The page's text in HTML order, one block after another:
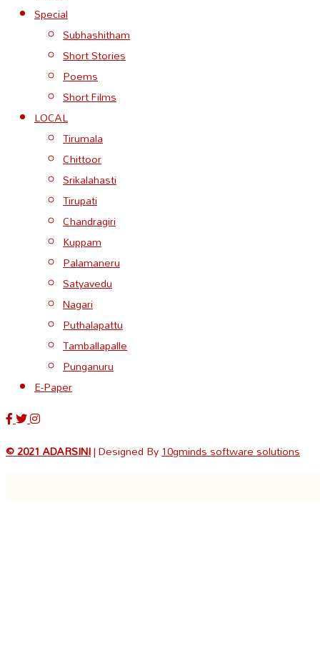
Special
Subhashitham
Short Stories
Poems
Short Films
LOCAL
Tirumala
Chittoor
Srikalahasti
Tirupati
Chandragiri
Kuppam
Palamaneru
Satyavedu
Nagari
Puthalapattu
Tamballapalle
Punganuru
E-Paper
© 2021 ADARSINI| Designed By10gminds software solutions